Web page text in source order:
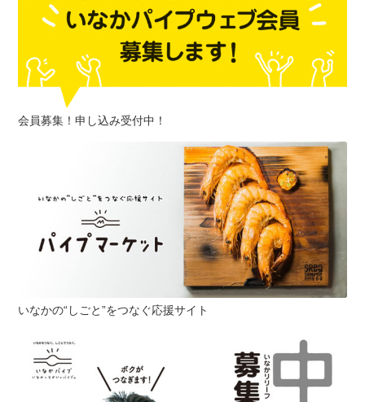
会員募集！申し込み受付中！
いなかの“しごと”をつなぐ応援サイト